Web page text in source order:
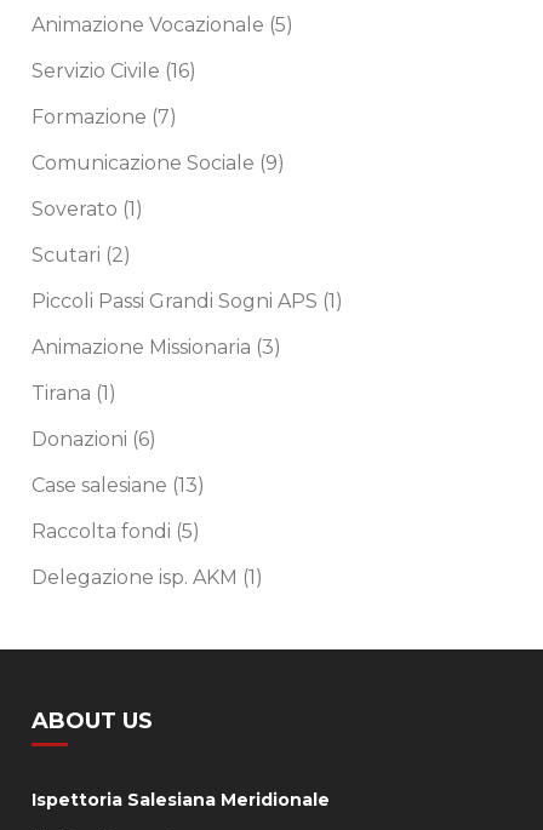
Animazione Vocazionale (5)
Servizio Civile (16)
Formazione (7)
Comunicazione Sociale (9)
Soverato (1)
Scutari (2)
Piccoli Passi Grandi Sogni APS (1)
Animazione Missionaria (3)
Tirana (1)
Donazioni (6)
Case salesiane (13)
Raccolta fondi (5)
Delegazione isp. AKM (1)
ABOUT US
Ispettoria Salesiana Meridionale